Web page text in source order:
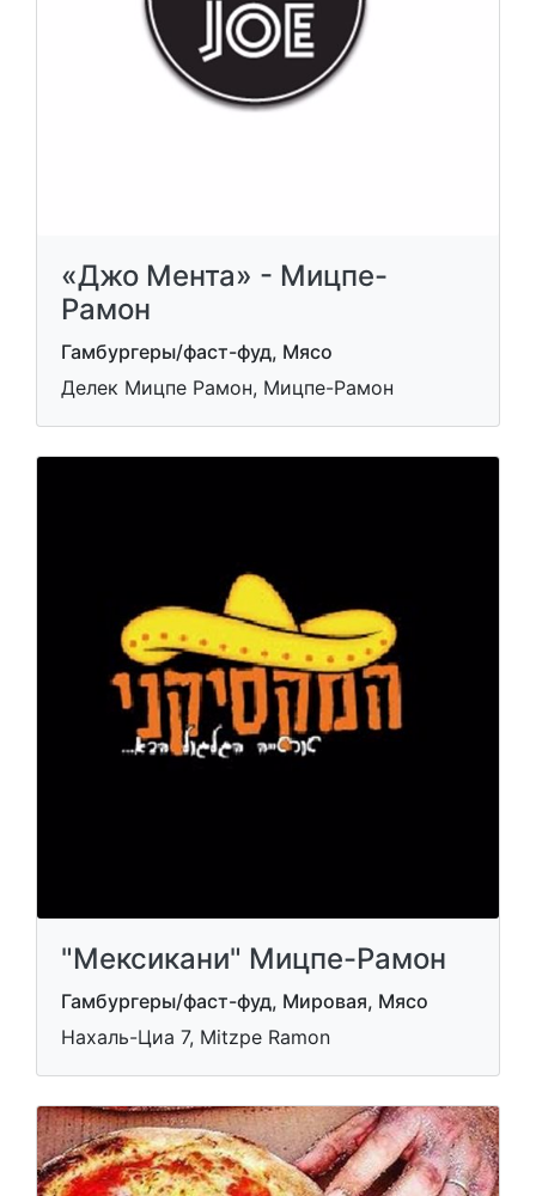
«Джо Мента» - Мицпе-
Рамон
Гамбургеры/фаст-фуд, Мясо
Делек Мицпе Рамон, Мицпе-Рамон
"Мексикани" Мицпе-Рамон
Гамбургеры/фаст-фуд, Мировая, Мясо
Нахаль-Циа 7, Mitzpe Ramon